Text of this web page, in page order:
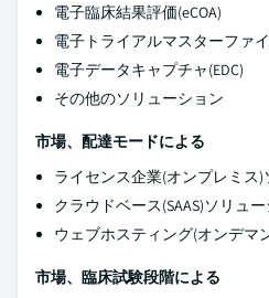
電子臨床結果評価(eCOA)
電子トライアルマスターファイ
電子データキャプチャ(EDC)
その他のソリューション
市場、配達モードによる
ライセンス企業(オンプレミス
クラウドベース(SAAS)ソリュー
ウェブホスティング(オンデマ
市場、臨床試験段階による